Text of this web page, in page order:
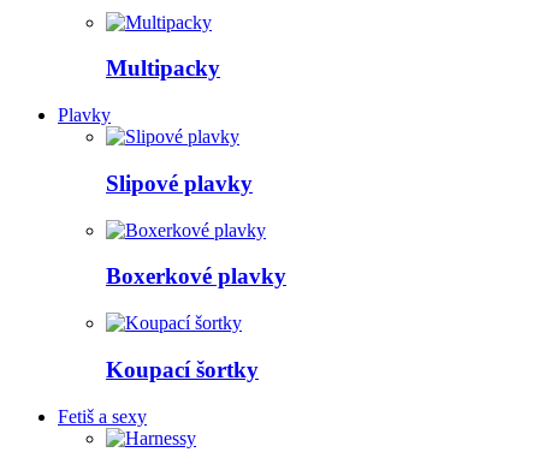
Multipacky
Plavky
Slipové plavky
Boxerkové plavky
Koupací šortky
Fetiš a sexy